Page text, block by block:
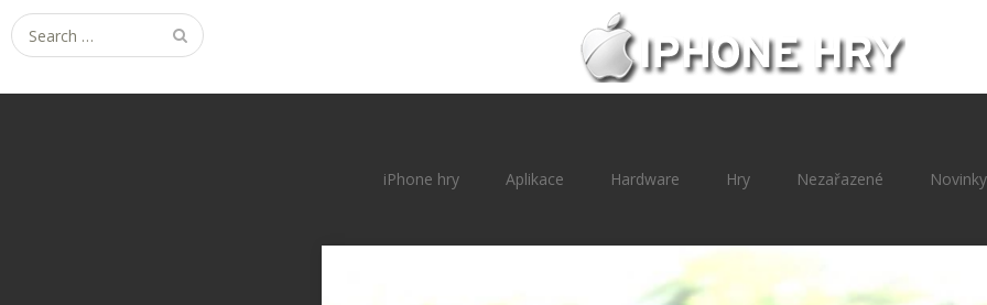
Search
for:
iPhone hry Aplikace Hardware Hry Nezařazené Novinky